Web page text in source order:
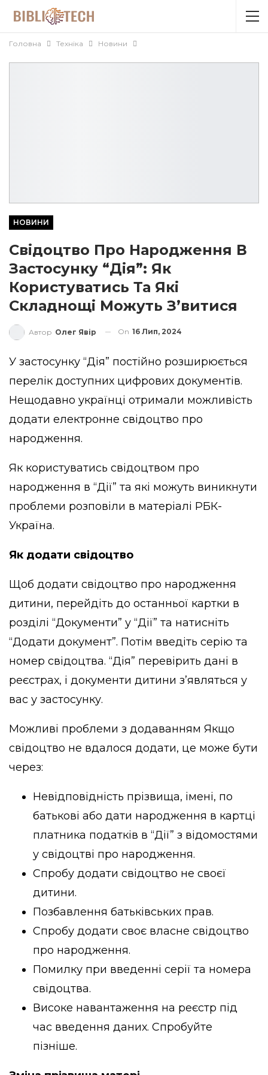
Головна Техніка Новини
НОВИНИ
Свідоцтво Про Народження В
Застосунку “Дія”: Як
Користуватись Та Які
Складнощі Можуть З’витися
Автор Олег Явір On 16 Лип, 2024
У застосунку “Дія” постійно розширюється
перелік доступних цифрових документів.
Нещодавно українці отримали можливість
додати електронне свідоцтво про
народження.
Як користуватись свідоцтвом про
народження в “Дії” та які можуть виникнути
проблеми розповіли в матеріалі РБК-
Україна.
Як додати свідоцтво
Щоб додати свідоцтво про народження
дитини, перейдіть до останньої картки в
розділі “Документи” у “Дії” та натисніть
“Додати документ”. Потім введіть серію та
номер свідоцтва. “Дія” перевірить дані в
реєстрах, і документи дитини з’являться у
вас у застосунку.
Можливі проблеми з додаванням Якщо
свідоцтво не вдалося додати, це може бути
через:
Невідповідність прізвища, імені, по
батькові або дати народження в картці
платника податків в “Дії” з відомостями
у свідоцтві про народження.
Спробу додати свідоцтво не своєї
дитини.
Позбавлення батьківських прав.
Спробу додати своє власне свідоцтво
про народження.
Помилку при введенні серії та номера
свідоцтва.
Високе навантаження на реєстр під
час введення даних. Спробуйте
пізніше.